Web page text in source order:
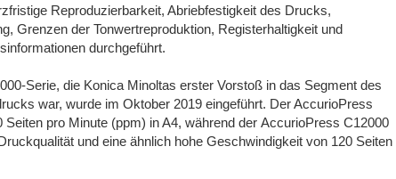
Reproduzierbarkeit, Abriebfestigkeit des Drucks,
Grenzen der Tonwertreproduktion, Registerhaltigkeit und
durchgeführt.
Serie, die Konica Minoltas erster Vorstoß in das Segment des
war, wurde im Oktober 2019 eingeführt. Der AccurioPress
Seiten pro Minute (ppm) in A4, während der AccurioPress C12000
und eine ähnlich hohe Geschwindigkeit von 120 Seiten